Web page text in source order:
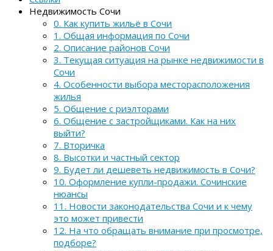
Недвижимость Сочи
0. Как купить жильё в Сочи
1. Общая информация по Сочи
2. Описание районов Сочи
3. Текущая ситуация на рынке недвижимости в
Сочи
4. Особенности выбора месторасположения
жилья
5. Общение с риэлторами
6. Общение с застройщиками. Как на них
выйти?
7. Вторичка
8. Высотки и частный сектор
9. Будет ли дешеветь недвижимость в Сочи?
10. Оформление купли-продажи. Сочинские
нюансы
11. Новости законодательства Сочи и к чему
это может привести
12. На что обращать внимание при просмотре,
подборе?